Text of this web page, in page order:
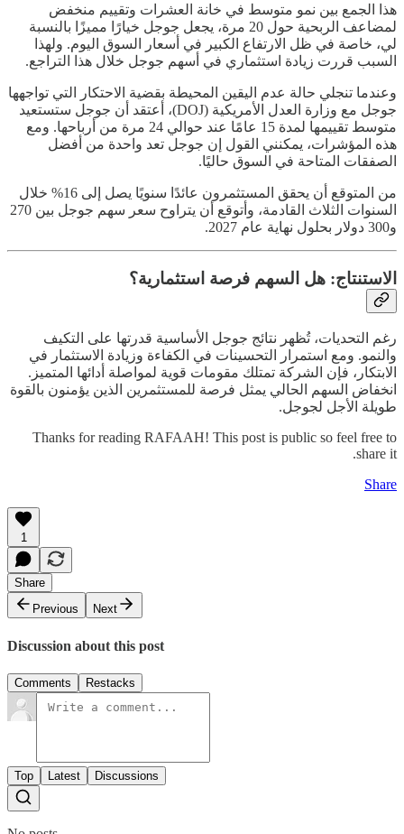
هذا الجمع بين نمو متوسط في خانة العشرات وتقييم منخفض
لمضاعف الربحية حول 20 مرة، يجعل جوجل خيارًا مميزًا بالنسبة
لي، خاصة في ظل الارتفاع الكبير في أسعار السوق اليوم. ولهذا
السبب قررت زيادة استثماري في أسهم جوجل خلال هذا التراجع.
وعندما تنجلي حالة عدم اليقين المحيطة بقضية الاحتكار التي تواجهها
جوجل مع وزارة العدل الأمريكية (DOJ)، أعتقد أن جوجل ستستعيد
متوسط تقييمها لمدة 15 عامًا عند حوالي 24 مرة من أرباحها. ومع
هذه المؤشرات، يمكنني القول إن جوجل تعد واحدة من أفضل
الصفقات المتاحة في السوق حاليًا.
من المتوقع أن يحقق المستثمرون عائدًا سنويًا يصل إلى 16% خلال
السنوات الثلاث القادمة، وأتوقع أن يتراوح سعر سهم جوجل بين 270
و300 دولار بحلول نهاية عام 2027.
الاستنتاج: هل السهم فرصة استثمارية؟
رغم التحديات، تُظهر نتائج جوجل الأساسية قدرتها على التكيف
والنمو. ومع استمرار التحسينات في الكفاءة وزيادة الاستثمار في
الابتكار، فإن الشركة تمتلك مقومات قوية لمواصلة أدائها المتميز.
انخفاض السهم الحالي يمثل فرصة للمستثمرين الذين يؤمنون بالقوة
طويلة الأجل لجوجل.
Thanks for reading RAFAAH! This post is public so feel free to
share it.
Share
1
Share
Previous
Next
Discussion about this post
Comments Restacks
Top Latest Discussions